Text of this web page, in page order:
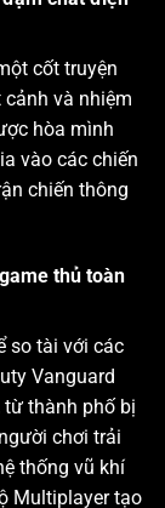
cốt truyện
và nhiệm
hòa mình
vào các chiến
chiến thông
thủ toàn
so tài với các
Vanguard
thành phố bị
chơi trải
thống vũ khí
Multiplayer tạo